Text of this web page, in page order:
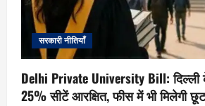
सरकारी नीतियाँ
Delhi Private University Bill: दिल्ली
25% सीटें आरक्षित, फीस में भी मिलेगी छूट